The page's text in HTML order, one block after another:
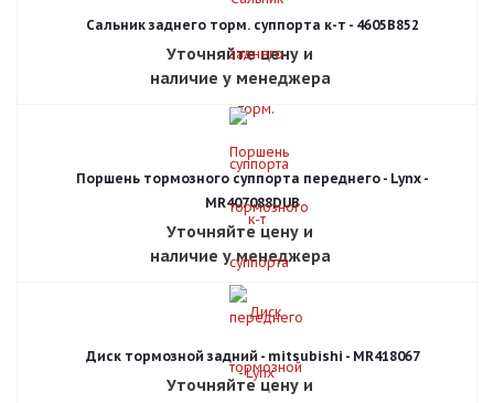
Сальник заднего торм. суппорта к-т - 4605B852
Уточняйте цену и
наличие у менеджера
Поршень тормозного суппорта переднего - Lynx -
MR407088DUB
Уточняйте цену и
наличие у менеджера
Диск тормозной задний - mitsubishi - MR418067
Уточняйте цену и